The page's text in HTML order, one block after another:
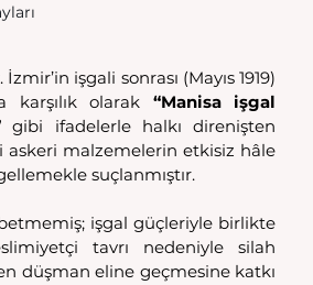
işgali sonrası (Mayıs 1919)
karşılık olarak “Manisa işgal
gibi ifadelerle halkı direnişten
askeri malzemelerin etkisiz hâle
suçlanmıştır.
işgal güçleriyle birlikte
tavrı nedeniyle silah
düşman eline geçmesine katkı